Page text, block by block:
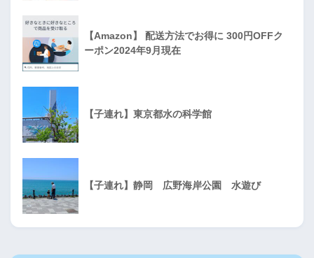
【Amazon】 配送方法でお得に 300円OFFク
ーポン2024年9月現在
【子連れ】東京都水の科学館
【子連れ】静岡 広野海岸公園 水遊び